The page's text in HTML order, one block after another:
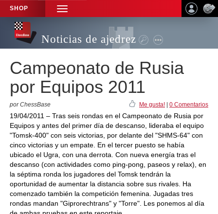
SHOP
TOGGLE
NAVIGATION
Noticias de ajedrez
Campeonato de Rusia
por Equipos 2011
por ChessBase Me gusta! 0 Comentarios
19/04/2011 – Tras seis rondas en el Campeonato de Rusia por
Equipos y antes del primer día de descanso, lideraba el equipo
"Tomsk-400" con seis victorias, por delante del "SHMS-64" con
cinco victorias y un empate. En el tercer puesto se había
ubicado el Ugra, con una derrota. Con nueva energía tras el
descanso (con actividades como ping-pong, paseos y relax), en
la séptima ronda los jugadores del Tomsk tendrán la
oportunidad de aumentar la distancia sobre sus rivales. Ha
comenzado también la competición femenina. Jugadas tres
rondas mandan "Giprorechtrans" y "Torre". Les ponemos al día